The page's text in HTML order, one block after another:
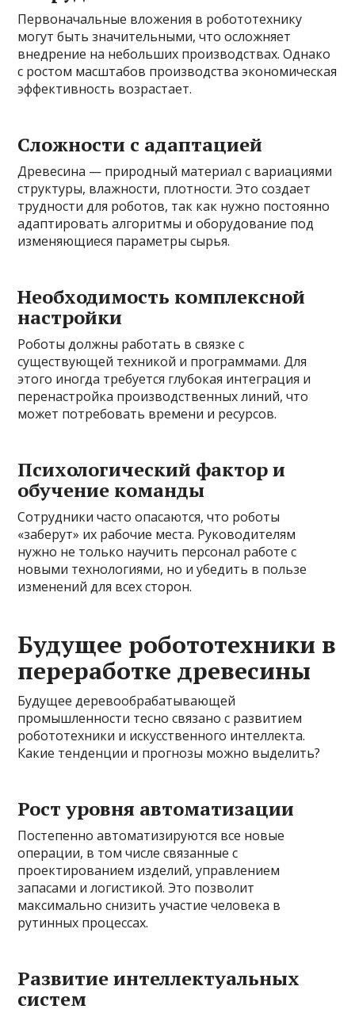
Первоначальные вложения в робототехнику
могут быть значительными, что осложняет
внедрение на небольших производствах. Однако
с ростом масштабов производства экономическая
эффективность возрастает.
Сложности с адаптацией
Древесина — природный материал с вариациями
структуры, влажности, плотности. Это создает
трудности для роботов, так как нужно постоянно
адаптировать алгоритмы и оборудование под
изменяющиеся параметры сырья.
Необходимость комплексной
настройки
Роботы должны работать в связке с
существующей техникой и программами. Для
этого иногда требуется глубокая интеграция и
перенастройка производственных линий, что
может потребовать времени и ресурсов.
Психологический фактор и
обучение команды
Сотрудники часто опасаются, что роботы
«заберут» их рабочие места. Руководителям
нужно не только научить персонал работе с
новыми технологиями, но и убедить в пользе
изменений для всех сторон.
Будущее робототехники в
переработке древесины
Будущее деревообрабатывающей
промышленности тесно связано с развитием
робототехники и искусственного интеллекта.
Какие тенденции и прогнозы можно выделить?
Рост уровня автоматизации
Постепенно автоматизируются все новые
операции, в том числе связанные с
проектированием изделий, управлением
запасами и логистикой. Это позволит
максимально снизить участие человека в
рутинных процессах.
Развитие интеллектуальных
систем